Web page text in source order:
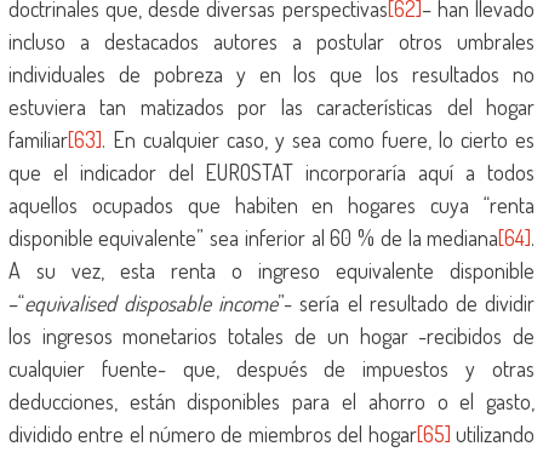
doctrinales que, desde diversas perspectivas[62]– han llevado
incluso a destacados autores a postular otros umbrales
individuales de pobreza y en los que los resultados no
estuviera tan matizados por las características del hogar
familiar[63]. En cualquier caso, y sea como fuere, lo cierto es
que el indicador del EUROSTAT incorporaría aquí a todos
aquellos ocupados que habiten en hogares cuya “renta
disponible equivalente” sea inferior al 60 % de la mediana[64].
A su vez, esta renta o ingreso equivalente disponible
–“equivalised disposable income”- sería el resultado de dividir
los ingresos monetarios totales de un hogar -recibidos de
cualquier fuente- que, después de impuestos y otras
deducciones, están disponibles para el ahorro o el gasto,
dividido entre el número de miembros del hogar[65] utilizando